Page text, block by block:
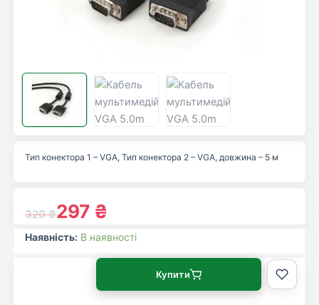
320₴297 ₴
Тип конектора 1 – VGA, Тип конектора 2 – VGA, довжина – 5 м
Наявність: В наявності
Купити